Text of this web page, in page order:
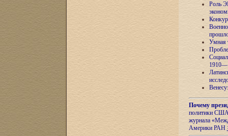
Роль
Умная
Почему
политики США
журнала
Америки РАН